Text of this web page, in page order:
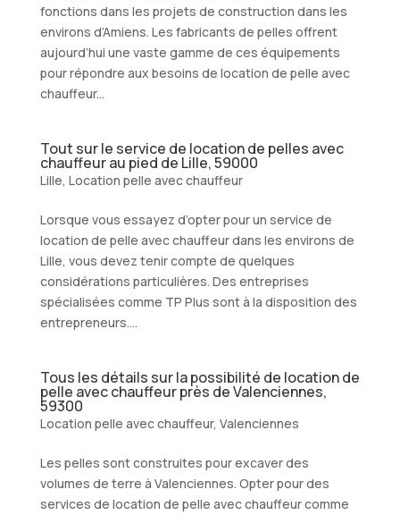
fonctions dans les projets de construction dans les
environs d’Amiens. Les fabricants de pelles offrent
aujourd’hui une vaste gamme de ces équipements
pour répondre aux besoins de location de pelle avec
chauffeur...
Tout sur le service de location de pelles avec
chauffeur au pied de Lille, 59000
Lille, Location pelle avec chauffeur
Lorsque vous essayez d’opter pour un service de
location de pelle avec chauffeur dans les environs de
Lille, vous devez tenir compte de quelques
considérations particulières. Des entreprises
spécialisées comme TP Plus sont à la disposition des
entrepreneurs....
Tous les détails sur la possibilité de location de
pelle avec chauffeur près de Valenciennes,
59300
Location pelle avec chauffeur, Valenciennes
Les pelles sont construites pour excaver des
volumes de terre à Valenciennes. Opter pour des
services de location de pelle avec chauffeur comme